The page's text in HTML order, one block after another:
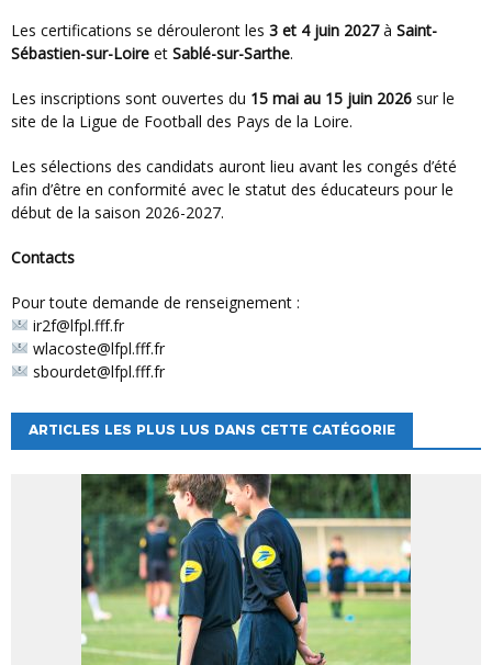
Les certifications se dérouleront les 3 et 4 juin 2027à Saint-
Sébastien-sur-Loire et Sablé-sur-Sarthe.
Les inscriptions sont ouvertes du 15 mai au 15 juin 2026 sur le
site de la Ligue de Football des Pays de la Loire.
Les sélections des candidats auront lieu avant les congés d’été
afin d’être en conformité avec le statut des éducateurs pour le
début de la saison 2026-2027.
Contacts
Pour toute demande de renseignement :
ir2f@lfpl.fff.fr
wlacoste@lfpl.fff.fr
sbourdet@lfpl.fff.fr
ARTICLES LES PLUS LUS DANS CETTE CATÉGORIE